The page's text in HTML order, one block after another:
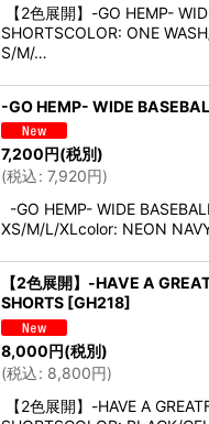
【2色展開】-GO HEMP-
SHORTSCOLOR: ONE
S/M/…
-GO HEMP- WIDE
7,200円(税別)
(税込: 7,920円)
-GO HEMP- WIDE
XS/M/L/XLcolor: NEON
【2色展開】-HAVE A
SHORTS [GH218]
8,000円(税別)
(税込: 8,800円)
【2色展開】-HAVE A